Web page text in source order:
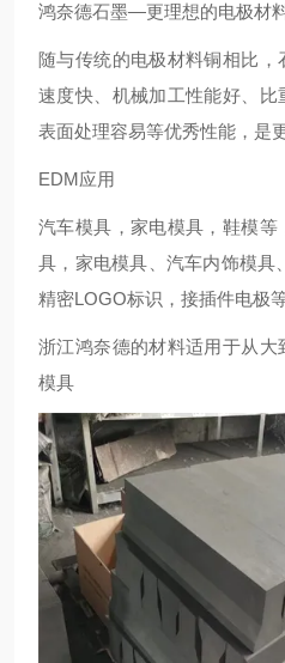
鸿奈德石墨—更理想的电极材
随与传统的电极材料铜相比
速度快、机械加工性能好、比
表面处理容易等优秀性能，是
EDM应用
汽车模具，家电模具，鞋模
具，家电模具、汽车内饰模具
精密LOGO标识，接插件电极等
浙江鸿奈德的材料适用于从
模具